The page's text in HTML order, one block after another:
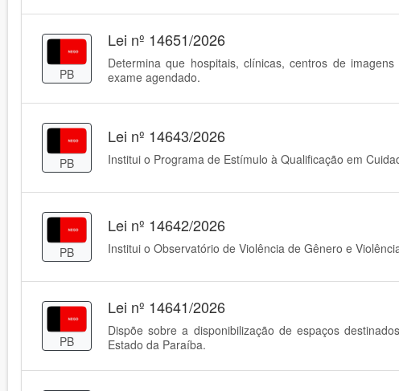
PB
Lei nº 14651/2026
Determina que hospitais, clínicas, centros de
exame agendado.
PB
Lei nº 14643/2026
Institui o Programa de Estímulo à Qualificação em
PB
Lei nº 14642/2026
Institui o Observatório de Violência de Gênero e
PB
Lei nº 14641/2026
Dispõe sobre a disponibilização de espaços
Estado da Paraíba.